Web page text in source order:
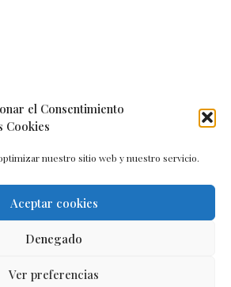
el Consentimiento
Cookies
nuestro sitio web y nuestro servicio.
Aceptar cookies
Denegado
Ver preferencias
Política de cookies